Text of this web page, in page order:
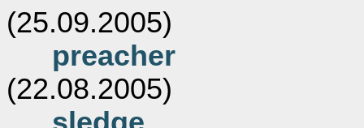
(25.09.2005)
preacher
(22.08.2005)